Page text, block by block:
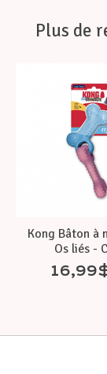
Plus de
Kong Bâton à
Os liés -